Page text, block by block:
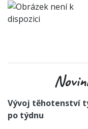
Vývoj těhotenství
po týdnu